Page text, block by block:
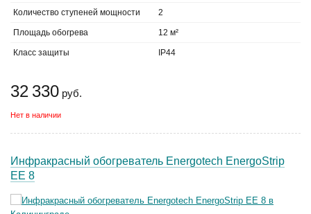
Количество ступеней мощности 2
Площадь обогрева 12 м²
Класс защиты IP44
32 330 руб.
Нет в наличии
Инфракрасный обогреватель Energotech EnergoStrip
EE 8